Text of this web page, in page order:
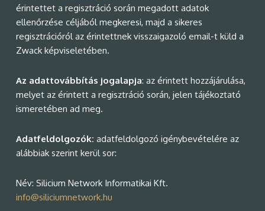
érintettet a regisztráció során megadott adatok
ellenőrzése céljából megkeresi, majd a sikeres
regisztrációról az érintettnek visszaigazoló email-t küld a
Zwack képviseletében.
Az adattovábbítás jogalapja: az érintett hozzájárulása,
melyet az érintett a regisztráció során, jelen tájékoztató
ismeretében ad meg.
Adatfeldolgozók: adatfeldolgozó igénybevételére az
alábbiak szerint kerül sor:
Név: Silicium Network Informatikai Kft.
info@siliciumnetwork.hu